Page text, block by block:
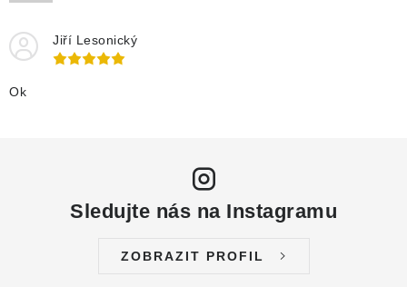
Jiří Lesonický
Ok
Sledujte nás na Instagramu
ZOBRAZIT PROFIL